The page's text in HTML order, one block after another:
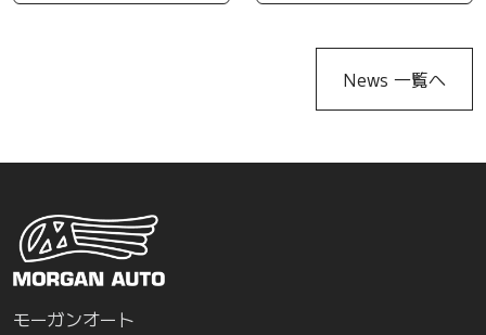
News 一覧へ
モーガンオート